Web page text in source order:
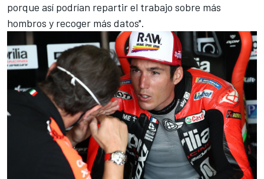
porque así podrían repartir el trabajo sobre más
hombros y recoger más datos".